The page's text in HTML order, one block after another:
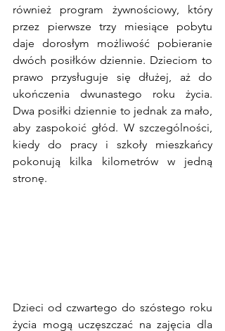
również program żywnościowy, który
przez pierwsze trzy miesiące pobytu
daje dorosłym możliwość pobieranie
dwóch posiłków dziennie. Dzieciom to
prawo przysługuje się dłużej, aż do
ukończenia dwunastego roku życia.
Dwa posiłki dziennie to jednak za mało,
aby zaspokoić głód. W szczególności,
kiedy do pracy i szkoły mieszkańcy
pokonują kilka kilometrów w jedną
stronę.
Dzieci od czwartego do szóstego roku
życia mogą uczęszczać na zajęcia dla